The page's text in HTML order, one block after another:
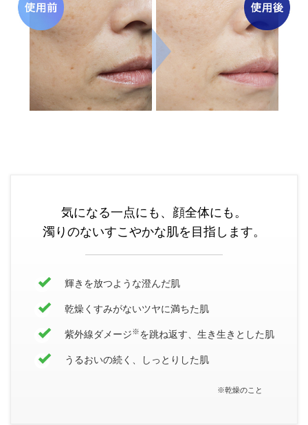
気になる一点にも、顔全体にも。
濁りのないすこやかな肌を目指します。
輝きを放つような澄んだ肌
乾燥くすみがないツヤに満ちた肌
紫外線ダメージ※を跳ね返す、生き生きとした肌
うるおいの続く、しっとりした肌
※乾燥のこと